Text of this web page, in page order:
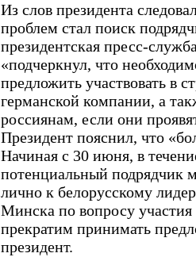
Из слов президента
проблем стал поиск
президентская пресс-
«подчеркнул, что
предложить участвовать в
германской компании, а
россиянам, если они
Президент пояснил, что
Начиная с 30 июня, в
потенциальный подрядчик
лично к белорусскому
Минска по вопросу
прекратим принимать
президент.